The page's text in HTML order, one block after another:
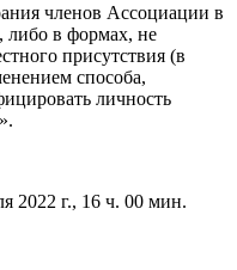
членов Ассоциации в
либо в формах, не
присутствия (в
способа,
личность
2022 г., 16 ч. 00 мин.